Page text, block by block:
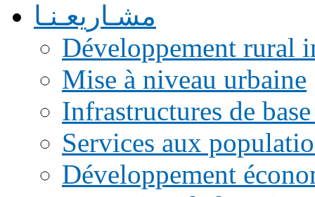
مشـاريعـنـا
Développement rural
Mise à niveau urbaine
Infrastructures de
Services aux
Développement